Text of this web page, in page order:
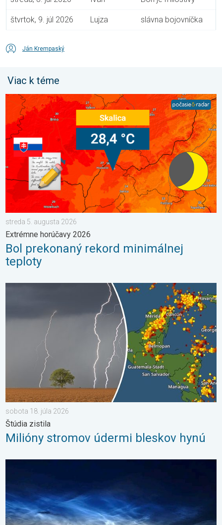
štvrtok, 9. júl 2026 Lujza slávna bojovníčka
Ján Krempaský
Viac k téme
Bol prekonaný rekord minimálnej teploty. Extrémne horúčavy
streda 5. augusta 2026
Extrémne horúčavy 2026
Bol prekonaný rekord minimálnej
teploty
Milióny stromov údermi bleskov hynú. Štúdia zistila. . . sobota
sobota 18. júla 2026
Štúdia zistila
Milióny stromov údermi bleskov hynú